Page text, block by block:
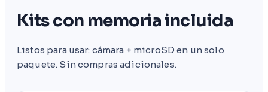
Kits con memoria incluida
Listos para usar: cámara + microSD en un solo
paquete. Sin compras adicionales.